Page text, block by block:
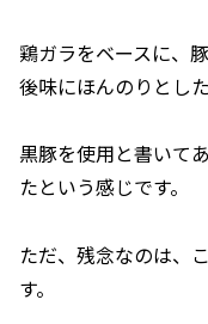
鶏ガラをベースに、
後味にほんのりとし
黒豚を使用と書いて
たという感じです。
ただ、残念なのは、
す。